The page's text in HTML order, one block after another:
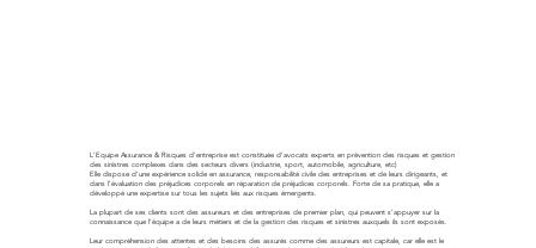
L'Equipe Assurance & Risques d'entreprise est constituée d’avocats experts en prévention des risques et gestion
des sinistres complexes dans des secteurs divers (industrie, sport, automobile, agriculture, etc)
Elle dispose d’une expérience solide en assurance, responsabilité civile des entreprises et de leurs dirigeants, et
dans l'évaluation des préjudices corporels en réparation de préjudices corporels. Forte de sa pratique, elle a
développé une expertise sur tous les sujets liés aux risques émergents.
La plupart de ses clients sont des assureurs et des entreprises de premier plan, qui peuvent s’appuyer sur la
connaissance que l’équipe a de leurs métiers et de la gestion des risques et sinistres auxquels ils sont exposés.
Leur compréhension des attentes et des besoins des assurés comme des assureurs est capitale, car elle est le